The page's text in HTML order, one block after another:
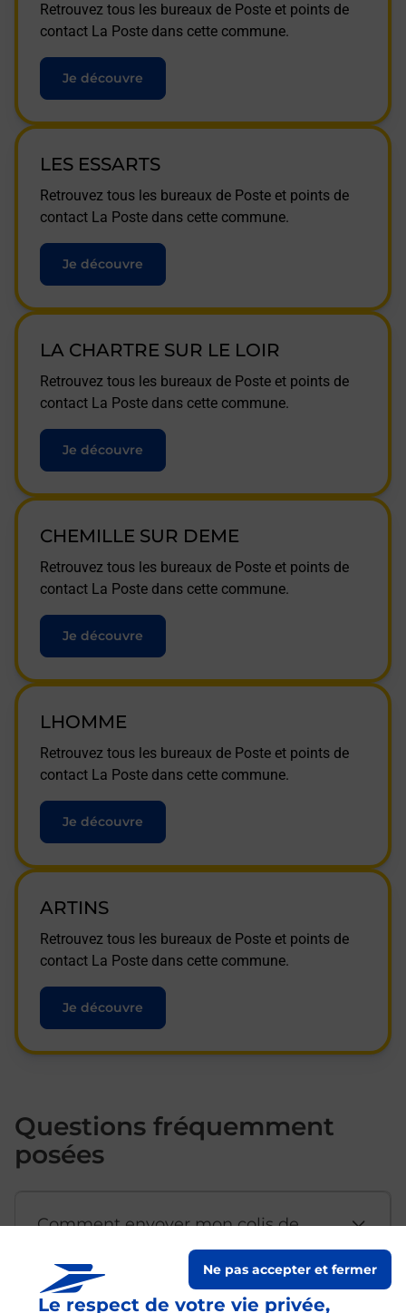
Le respect de votre vie privée,
Ne pas accepter et fermer
Retrouvez tous les bureaux de Poste et points de
contact La Poste dans cette commune.
Je découvre
LES ESSARTS
Retrouvez tous les bureaux de Poste et points de
contact La Poste dans cette commune.
Je découvre
LA CHARTRE SUR LE LOIR
Retrouvez tous les bureaux de Poste et points de
contact La Poste dans cette commune.
Je découvre
CHEMILLE SUR DEME
Retrouvez tous les bureaux de Poste et points de
contact La Poste dans cette commune.
Je découvre
LHOMME
Retrouvez tous les bureaux de Poste et points de
contact La Poste dans cette commune.
Je découvre
ARTINS
Retrouvez tous les bureaux de Poste et points de
contact La Poste dans cette commune.
Je découvre
Questions fréquemment
posées
Comment envoyer mon colis de